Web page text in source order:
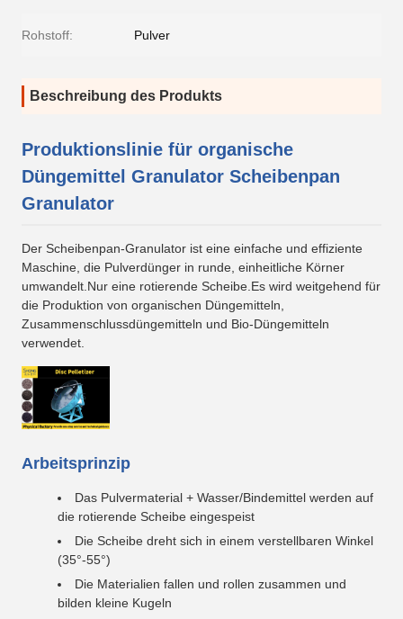
Rohstoff: Pulver
Beschreibung des Produkts
Produktionslinie für organische
Düngemittel Granulator Scheibenpan
Granulator
Der Scheibenpan-Granulator ist eine einfache und effiziente
Maschine, die Pulverdünger in runde, einheitliche Körner
umwandelt.Nur eine rotierende Scheibe.Es wird weitgehend für
die Produktion von organischen Düngemitteln,
Zusammenschlussdüngemitteln und Bio-Düngemitteln
verwendet.
Arbeitsprinzip
Das Pulvermaterial + Wasser/Bindemittel werden auf
die rotierende Scheibe eingespeist
Die Scheibe dreht sich in einem verstellbaren Winkel
(35°-55°)
Die Materialien fallen und rollen zusammen und
bilden kleine Kugeln